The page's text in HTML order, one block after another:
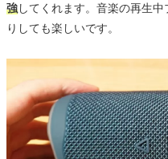
強してくれます。音楽の再生
りしても楽しいです。